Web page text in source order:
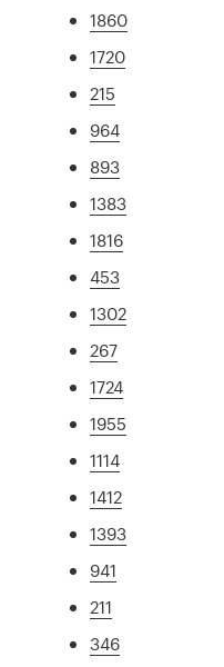
1860
1720
215
964
893
1383
1816
453
1302
267
1724
1955
1114
1412
1393
941
211
346